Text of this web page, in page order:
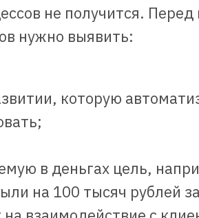
не получится.
нужно выявить:
которую
в деньгах цель,
на 100 тысяч рублей